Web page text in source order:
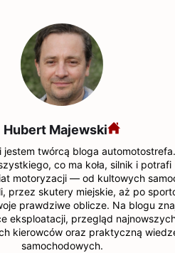
Hubert Majewski
jestem twórcą bloga
co ma koła, silnik i
motoryzacji — od kultowych
przez skutery miejskie, aż po
prawdziwe oblicze. Na blogu
eksploatacji, przegląd
kierowców oraz praktyczną
samochodowych.